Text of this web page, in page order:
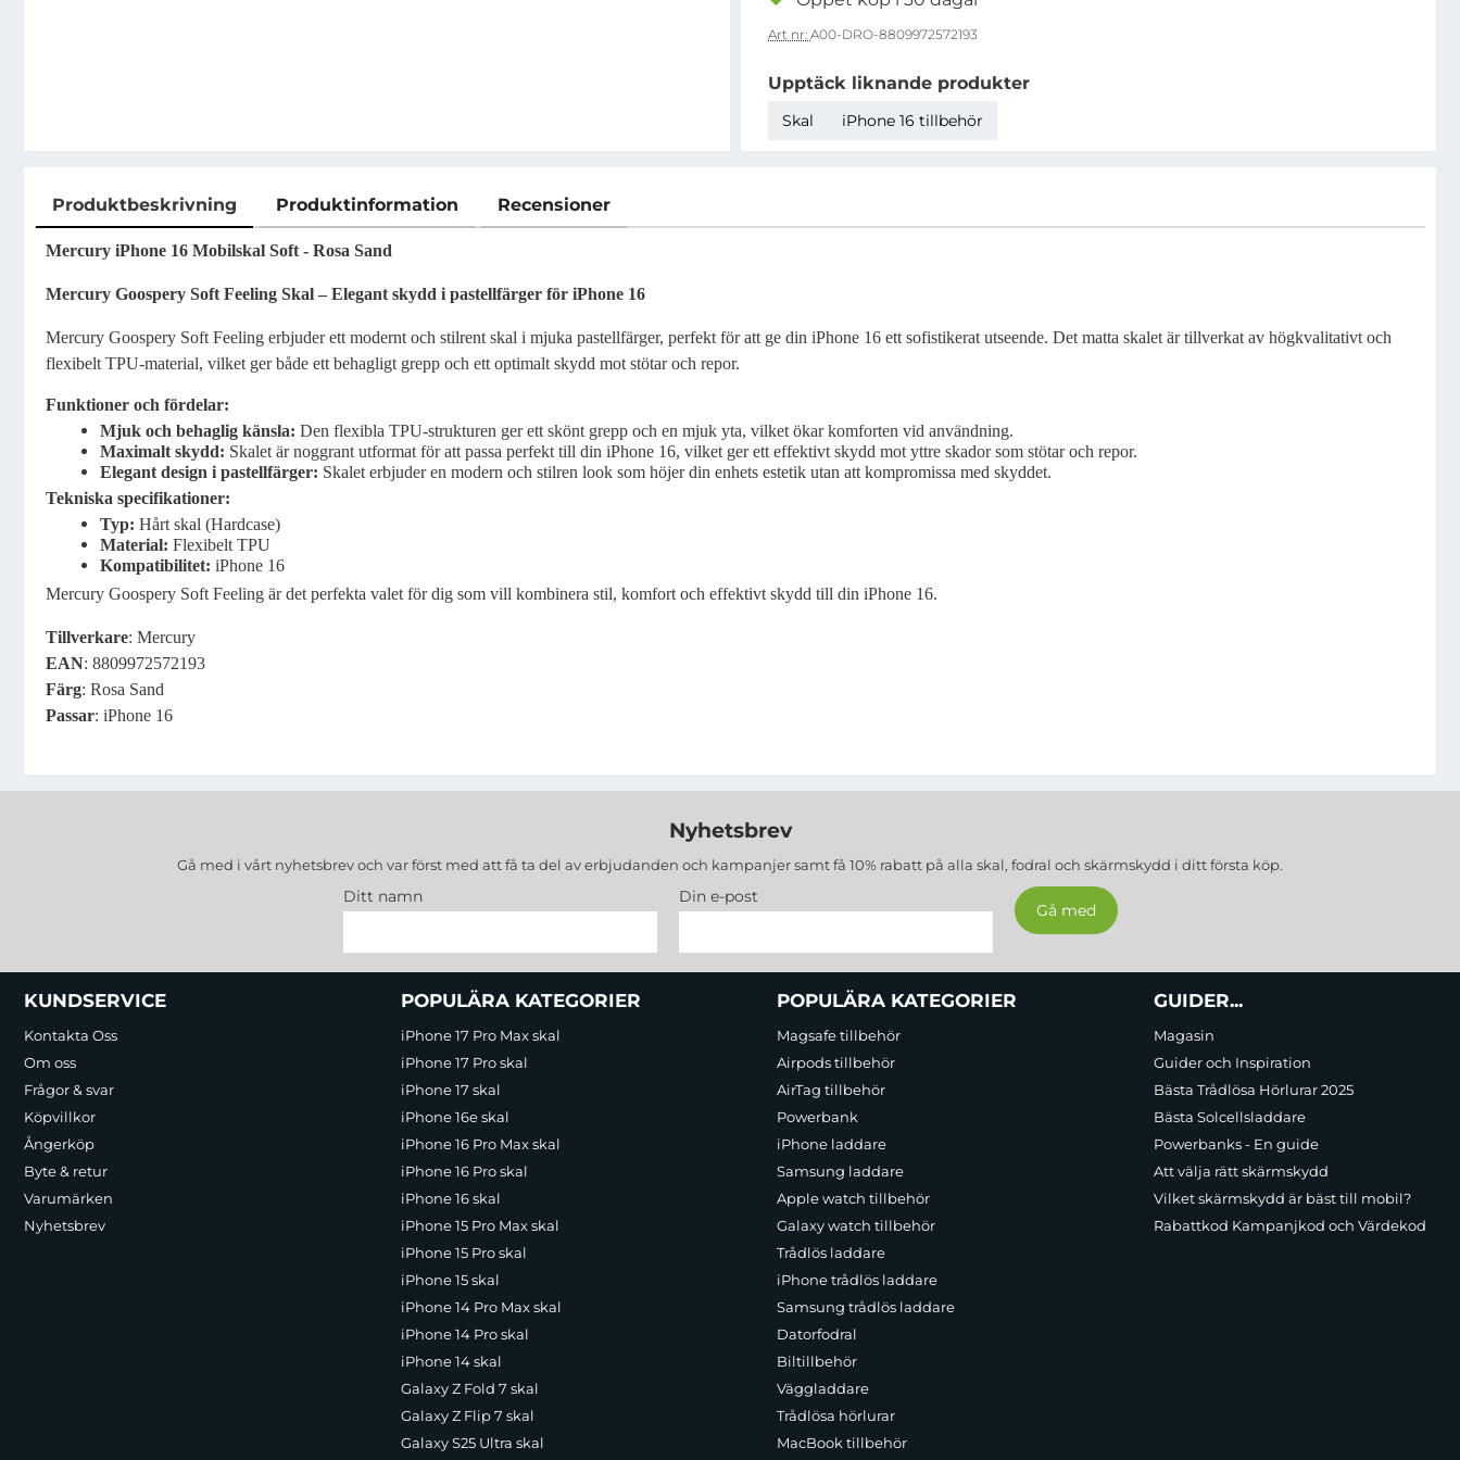
Art nr: A00-DRO-8809972572193
Upptäck liknande produkter
Skal iPhone 16 tillbehör
Produktbeskrivning Produktinformation Recensioner
Produktbeskrivning
Mercury iPhone 16 Mobilskal Soft - Rosa Sand
Mercury Goospery Soft Feeling Skal – Elegant skydd i pastellfärger för iPhone 16
Mercury Goospery Soft Feeling erbjuder ett modernt och stilrent skal i mjuka pastellfärger, perfekt för att ge din iPhone 16 ett sofistikerat utseende. Det matta skalet är tillverkat av högkvalitativt och
flexibelt TPU-material, vilket ger både ett behagligt grepp och ett optimalt skydd mot stötar och repor.
Funktioner och fördelar:
Mjuk och behaglig känsla: Den flexibla TPU-strukturen ger ett skönt grepp och en mjuk yta, vilket ökar komforten vid användning.
Maximalt skydd: Skalet är noggrant utformat för att passa perfekt till din iPhone 16, vilket ger ett effektivt skydd mot yttre skador som stötar och repor.
Elegant design i pastellfärger: Skalet erbjuder en modern och stilren look som höjer din enhets estetik utan att kompromissa med skyddet.
Tekniska specifikationer:
Typ: Hårt skal (Hardcase)
Material: Flexibelt TPU
Kompatibilitet: iPhone 16
Mercury Goospery Soft Feeling är det perfekta valet för dig som vill kombinera stil, komfort och effektivt skydd till din iPhone 16.
Tillverkare: Mercury
EAN: 8809972572193
Färg: Rosa Sand
Passar: iPhone 16
Nyhetsbrev
Gå med i vårt nyhetsbrev och var först med att få ta del av erbjudanden och kampanjer samt få 10% rabatt på alla skal, fodral och skärmskydd i ditt första köp.
Ditt namn Din e-post
Sidfot Blandad info och länkar
KUNDSERVICE
Kontakta Oss
Om oss
Frågor & svar
Köpvillkor
Ångerköp
Byte & retur
Varumärken
Nyhetsbrev
POPULÄRA KATEGORIER
iPhone 17 Pro Max skal
iPhone 17 Pro skal
iPhone 17 skal
iPhone 16e skal
iPhone 16 Pro Max skal
iPhone 16 Pro skal
iPhone 16 skal
iPhone 15 Pro Max skal
iPhone 15 Pro skal
iPhone 15 skal
iPhone 14 Pro Max skal
iPhone 14 Pro skal
iPhone 14 skal
Galaxy Z Fold 7 skal
Galaxy Z Flip 7 skal
Galaxy S25 Ultra skal
POPULÄRA KATEGORIER
Magsafe tillbehör
Airpods tillbehör
AirTag tillbehör
Powerbank
iPhone laddare
Samsung laddare
Apple watch tillbehör
Galaxy watch tillbehör
Trådlös laddare
iPhone trådlös laddare
Samsung trådlös laddare
Datorfodral
Biltillbehör
Väggladdare
Trådlösa hörlurar
MacBook tillbehör
GUIDER...
Magasin
Guider och Inspiration
Bästa Trådlösa Hörlurar 2025
Bästa Solcellsladdare
Powerbanks - En guide
Att välja rätt skärmskydd
Vilket skärmskydd är bäst till mobil?
Rabattkod Kampanjkod och Värdekod